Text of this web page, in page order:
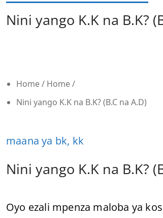
Nini yango K.K na B.K?
Home/ Home/
Nini yango K.K na B.K? (B.C na A.D)
maana ya bk, kk
Nini yango K.K na B.K?
Oyo ezali mpenza maloba ya